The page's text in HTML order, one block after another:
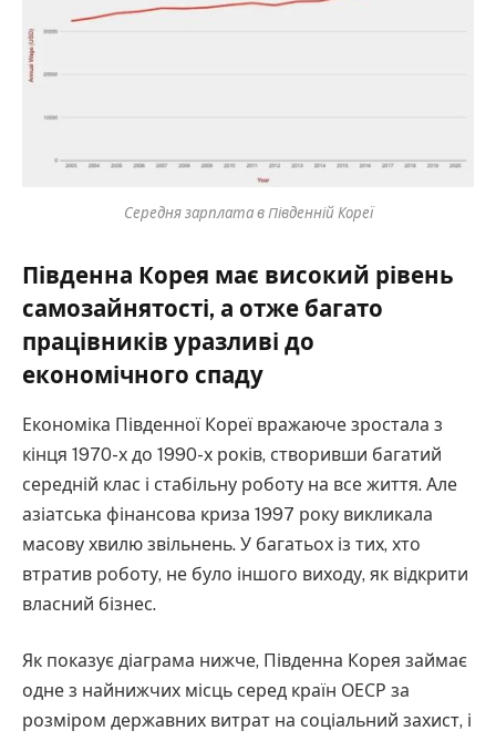
Середня зарплата в Південній Кореї
Південна Корея має високий рівень
самозайнятості, а отже багато
працівників уразливі до
економічного спаду
Економіка Південної Кореї вражаюче зростала з
кінця 1970-х до 1990-х років, створивши багатий
середній клас і стабільну роботу на все життя. Але
азіатська фінансова криза 1997 року викликала
масову хвилю звільнень. У багатьох із тих, хто
втратив роботу, не було іншого виходу, як відкрити
власний бізнес.
Як показує діаграма нижче, Південна Корея займає
одне з найнижчих місць серед країн ОЕСР за
розміром державних витрат на соціальний захист, і